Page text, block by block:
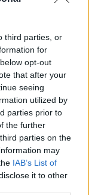
third parties, or
for
opt-out
that after your
seeing
utilized by
parties prior to
the further
parties on the
may
IAB’s List of
it to other
, οι
ότι το
μόλις
που δεν
μόλις
τημητέρα